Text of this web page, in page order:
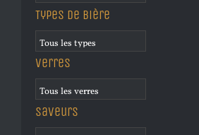
Types de bière
Verres
Saveurs